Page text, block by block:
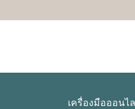
เครื่องมือออนไ